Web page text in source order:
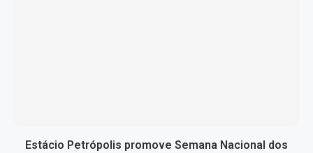
Estácio Petrópolis promove Semana Nacional dos